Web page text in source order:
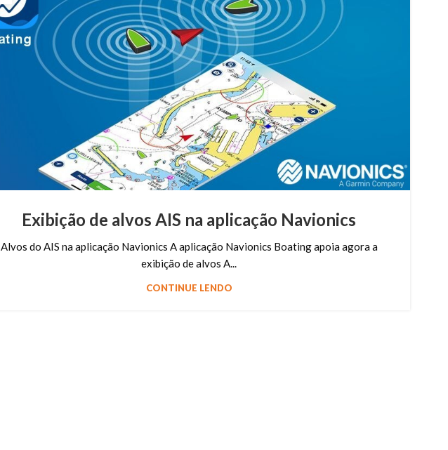
Exibição de alvos AIS na aplicação Navionics
Alvos do AIS na aplicação Navionics A aplicação Navionics Boating apoia agora a
exibição de alvos A...
CONTINUE LENDO